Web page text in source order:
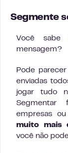
Segmente
Você sabe
mensagem?
Pode
enviadas
jogar tudo
Segmentar
empresas
muito mais
você não